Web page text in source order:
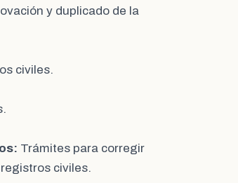
y duplicado de la
civiles.
Trámites para corregir
civiles.